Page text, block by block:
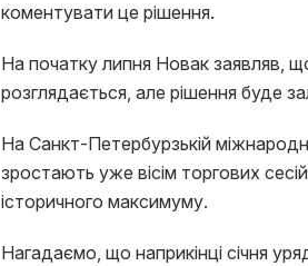
коментувати це рішення.
На початку липня Новак заявляв,
розглядається, але рішення буде
На Санкт-Петербурзькій
зростають уже вісім торгових
історичного максимуму.
Нагадаємо, що наприкінці січня